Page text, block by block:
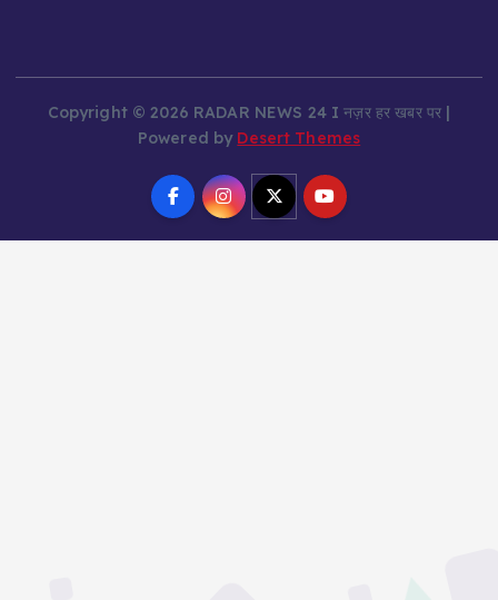
Copyright © 2026 RADAR NEWS 24 I नज़र हर खबर पर |
Powered by Desert Themes